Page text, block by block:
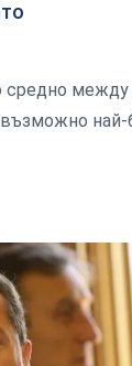
между
най-